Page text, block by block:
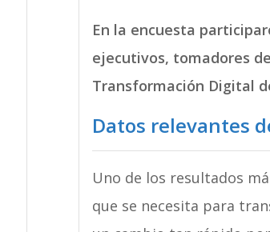
En la encuesta
ejecutivos, tomadores
Transformación Digital
Datos relevantes
Uno de los resultados
que se necesita para